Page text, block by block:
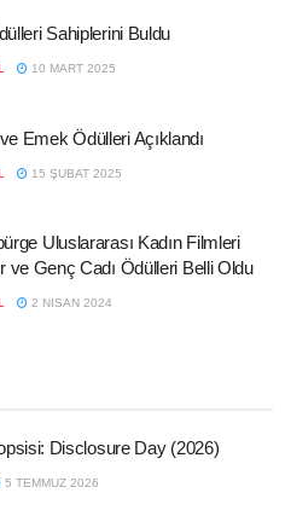
Sahiplerini Buldu
10 MART 2025
Emek Ödülleri Açıklandı
15 ŞUBAT 2025
Uluslararası Kadın Filmleri
ve Genç Cadı Ödülleri Belli Oldu
2 NISAN 2024
Disclosure Day (2026)
5 TEMMUZ 2026